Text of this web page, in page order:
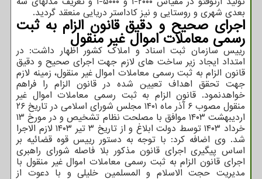
بعدی شهری و روستایی و نیز کاداستر دریایی منعقد گردید.
اجرای صحیح و دقیق قانون الزام به ثبت
رسمی معاملات اموال غیر منقول
رییس سازمان ثبت اسناد و املاک کشور اظهار داشت: در
امتداد ایجاد زیر ساخت های لازم جهت اجرای صحیح و دقیق
قانون الزام به ثبت رسمی معاملات اموال غیر منقول، زمینه لازم
جهت تحقق اهداف تعیین شده در قانون الزام را فراهم
خواهدنمود. قانون الزام به ثبت رسمی معاملات اموال غیر
منقول مصوب ۶ آذر ماه ۱۴۰۱ مجلس شورای اسلامی در تاریخ ۲۶
اردیبهشت ۱۴۰۳ موافق با مصلحت نظام تشخیص و در مورخ ۱۳
خرداد ۱۴۰۳ توسط دولت ابلاغ و از تاریخ ۳ تیر ۱۴۰۳ لازم الاجرا
شد. وی اضافه کرد: با توجه به دستور رییس قوه قضائیه بر
اساس پیگیری اجرای قانون مذکور بلا فاصله شورای راهبری
اجرای قانون الزام به ثبت رسمی معاملات اموال غیر منقول با
مدیریت حجت الاسلام و المسلمین خلیلی و با دعوت از